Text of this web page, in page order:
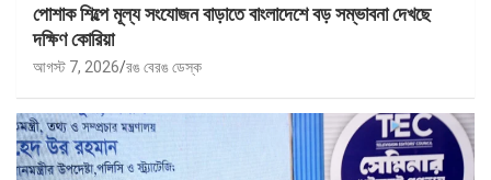
পোশাক শিল্পে মূল্য সংযোজন বাড়াতে বাংলাদেশে বড় সম্ভাবনা দেখছে
দক্ষিণ কোরিয়া
আগস্ট 7, 2026 রঙ বেরঙ ডেস্ক